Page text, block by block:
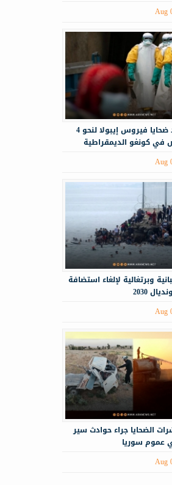
Aug
ارتفاع عدد ضحايا فيروس إيبولا لنحو 4
كونغو الديمقراطية
Aug
وبرتغالية لإلغاء استضافة
2030
Aug
الضحايا جراء حوادث سير
عموم سوريا
Aug